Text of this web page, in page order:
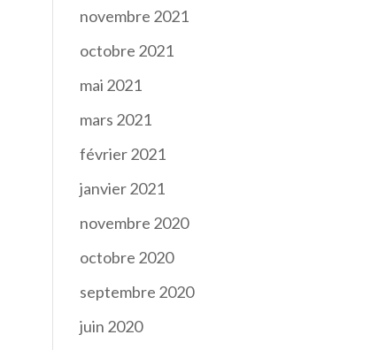
novembre 2021
octobre 2021
mai 2021
mars 2021
février 2021
janvier 2021
novembre 2020
octobre 2020
septembre 2020
juin 2020